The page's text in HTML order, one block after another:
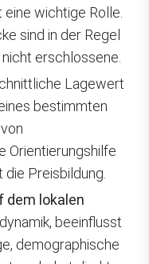
wichtige Rolle.
sind in der Regel
erschlossene.
Lagewert
bestimmten
Orientierungshilfe
Preisbildung.
dem lokalen
beeinflusst
demographische